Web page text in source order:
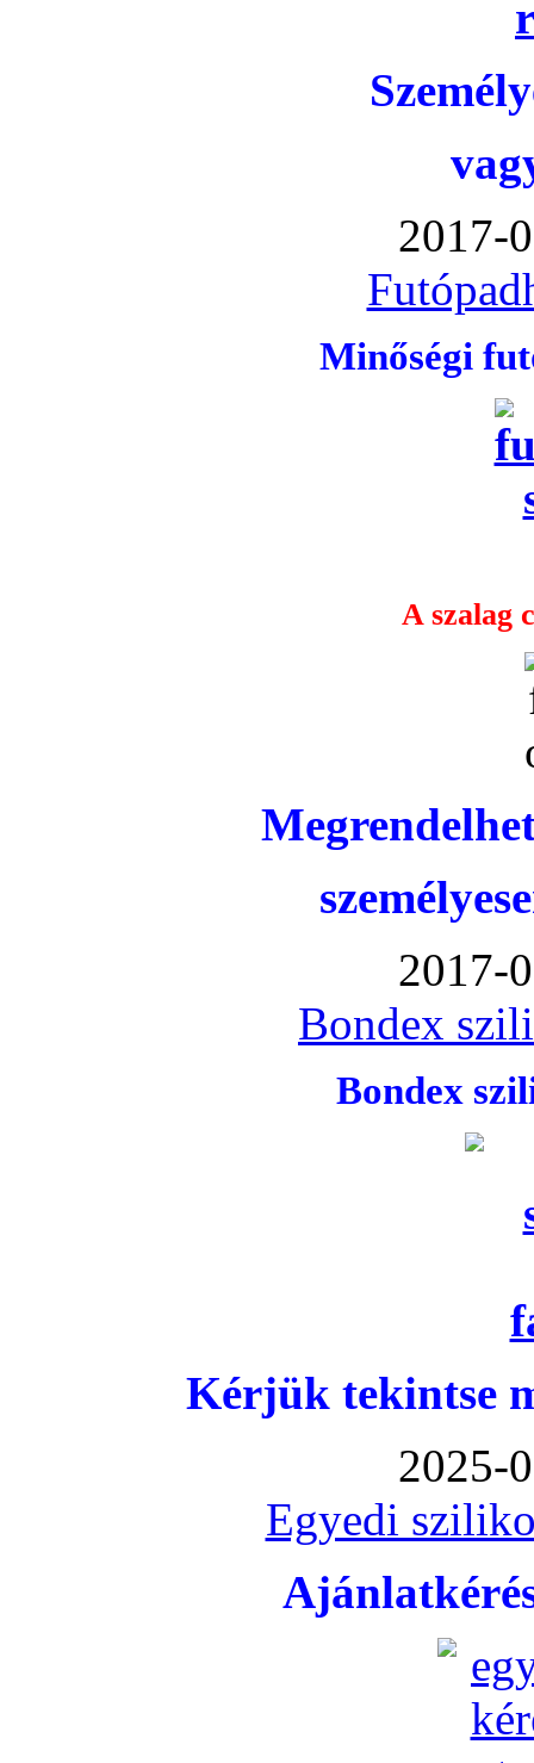
2017-
Minőségi
A szalag
2017-
Bondex
Bondex
Kérjük tekintse
2025-
Egyedi